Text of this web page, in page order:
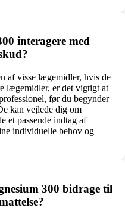
interagere med
af visse lægemidler, hvis de
lægemidler, er det vigtigt at
før du begynder
kan vejlede dig om
et passende indtag af
individuelle behov og
300 bidrage til